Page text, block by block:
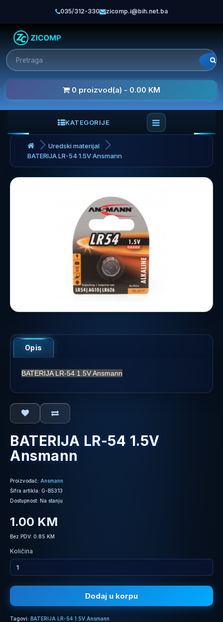
035/312-330 zicomp.i@bih.net.ba
0 proizvod(a) - 0.00 KM
KATEGORIJE
Uredski materijal
BATERIJA LR-54 1.5V Ansmann
Opis
BATERIJA LR-54 1.5V Ansmann
BATERIJA LR-54 1.5V
Ansmann
Proizvođač: Ansmann
Šifra artikla: G-B5313
Dostupnost: Na stanju
1.00 KM
Bez PDV: 0.85 KM
Količina
Dodaj u korpu
Tagovi: BATERIJA LR-54 1.5V Ansmann